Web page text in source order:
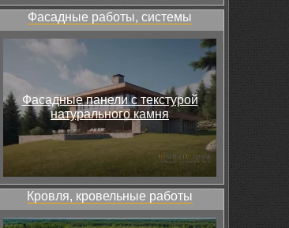
Фасадные работы, системы
Фасадные панели с текстурой
натурального камня
Кровля, кровельные работы